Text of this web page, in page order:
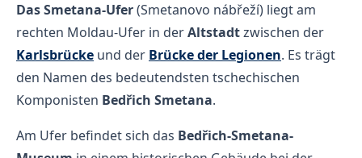
Das Smetana-Ufer(Smetanovo nábřeží) liegt am
rechten Moldau-Ufer in derAltstadtzwischen der
Karlsbrücke und der Brücke der Legionen. Es trägt
den Namen des bedeutendsten tschechischen
Komponisten Bedřich Smetana.
Am Ufer befindet sich das Bedřich-Smetana-